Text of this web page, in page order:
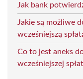
Jak bank
Jakie są możliwe
wcześniejszą
Co to jest aneks
wcześniejszej